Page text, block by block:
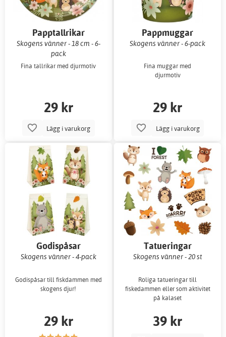
Papptallrikar
Skogens vänner - 18 cm - 6-
pack
Fina tallrikar med djurmotiv
29 kr
Lägg i varukorg
Pappmuggar
Skogens vänner - 6-pack
Fina muggar med
djurmotiv
29 kr
Lägg i varukorg
Godispåsar
Skogens vänner - 4-pack
Godispåsar till fiskdammen med
skogens djur!
29 kr
Tatueringar
Skogens vänner - 20 st
Roliga tatueringar till
fiskedammen eller som aktivitet
på kalaset
39 kr